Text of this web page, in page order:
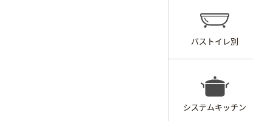
バストイレ別
システムキッチン